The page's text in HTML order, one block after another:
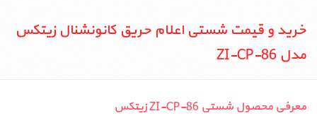
خرید و قیمت شستی اعلام حریق کانونشنال زیتکس
مدل ZI-CP-86
معرفی محصول شستی ZI-CP-86 زیتکس